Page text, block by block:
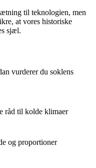
til teknologien, men
at vores historiske
sjæl.
vurderer du soklens
råd til kolde klimaer
og proportioner